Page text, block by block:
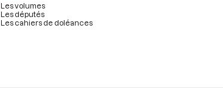
Les volumes
Les députés
Les cahiers de doléances